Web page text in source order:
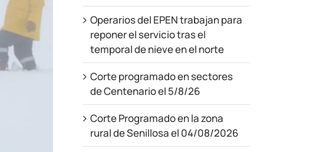
Operarios del EPEN trabajan para
reponer el servicio tras el
temporal de nieve en el norte
Corte programado en sectores
de Centenario el 5/8/26
Corte Programado en la zona
rural de Senillosa el 04/08/2026